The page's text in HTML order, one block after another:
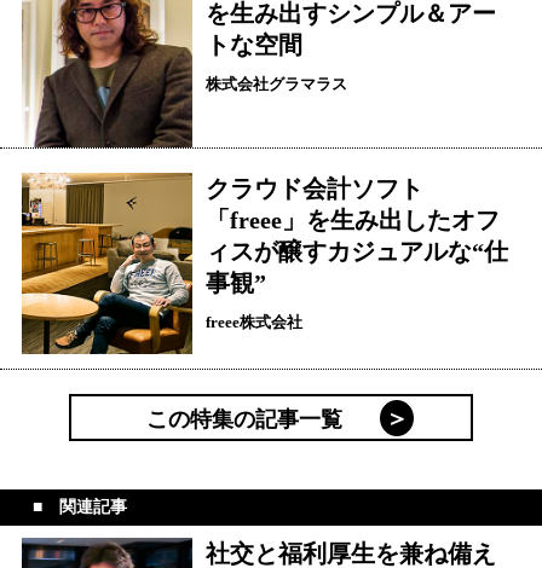
を生み出すシンプル＆アー
トな空間
株式会社グラマラス
クラウド会計ソフト
「freee」を生み出したオフ
ィスが醸すカジュアルな“仕
事観”
freee株式会社
この特集の記事一覧
関連記事
社交と福利厚生を兼ね備え